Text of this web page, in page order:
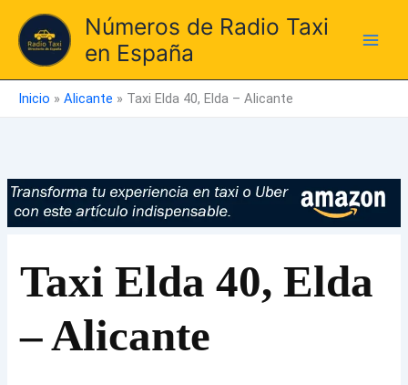
contenido
Números de Radio Taxi
en España
Inicio » Alicante » Taxi Elda 40, Elda – Alicante
Taxi Elda 40, Elda
– Alicante